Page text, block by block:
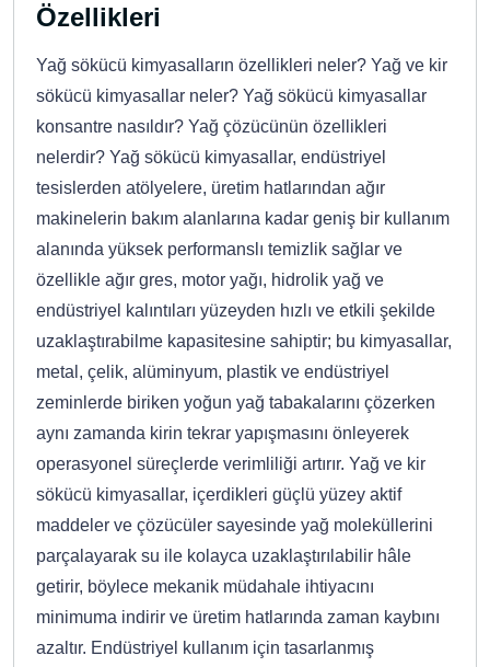
Özellikleri
Yağ sökücü kimyasalların özellikleri neler? Yağ ve kir
sökücü kimyasallar neler? Yağ sökücü kimyasallar
konsantre nasıldır? Yağ çözücünün özellikleri
nelerdir? Yağ sökücü kimyasallar, endüstriyel
tesislerden atölyelere, üretim hatlarından ağır
makinelerin bakım alanlarına kadar geniş bir kullanım
alanında yüksek performanslı temizlik sağlar ve
özellikle ağır gres, motor yağı, hidrolik yağ ve
endüstriyel kalıntıları yüzeyden hızlı ve etkili şekilde
uzaklaştırabilme kapasitesine sahiptir; bu kimyasallar,
metal, çelik, alüminyum, plastik ve endüstriyel
zeminlerde biriken yoğun yağ tabakalarını çözerken
aynı zamanda kirin tekrar yapışmasını önleyerek
operasyonel süreçlerde verimliliği artırır. Yağ ve kir
sökücü kimyasallar, içerdikleri güçlü yüzey aktif
maddeler ve çözücüler sayesinde yağ moleküllerini
parçalayarak su ile kolayca uzaklaştırılabilir hâle
getirir, böylece mekanik müdahale ihtiyacını
minimuma indirir ve üretim hatlarında zaman kaybını
azaltır. Endüstriyel kullanım için tasarlanmış